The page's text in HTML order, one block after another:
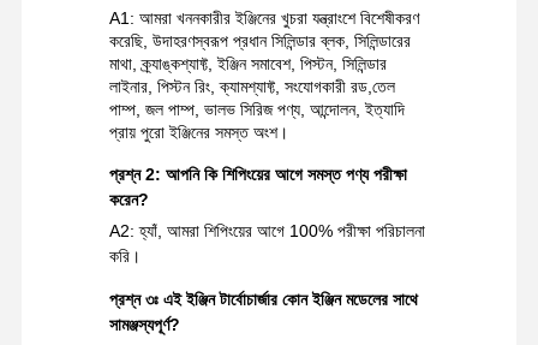
A1: আমরা খননকারীর ইঞ্জিনের খুচরা যন্ত্রাংশে বিশেষীকরণ
করেছি, উদাহরণস্বরূপ প্রধান সিলিন্ডার ব্লক, সিলিন্ডারের
মাথা, ক্র্যাঙ্কশ্যাফ্ট, ইঞ্জিন সমাবেশ, পিস্টন, সিলিন্ডার
লাইনার, পিস্টন রিং, ক্যামশ্যাফ্ট, সংযোগকারী রড,তেল
পাম্প, জল পাম্প, ভালভ সিরিজ পণ্য, আন্দোলন, ইত্যাদি
প্রায় পুরো ইঞ্জিনের সমস্ত অংশ।
প্রশ্ন 2: আপনি কি শিপিংয়ের আগে সমস্ত পণ্য পরীক্ষা
করেন?
A2: হ্যাঁ, আমরা শিপিংয়ের আগে 100% পরীক্ষা পরিচালনা
করি।
প্রশ্ন ৩ঃ এই ইঞ্জিন টার্বোচার্জার কোন ইঞ্জিন মডেলের সাথে
সামঞ্জস্যপূর্ণ?